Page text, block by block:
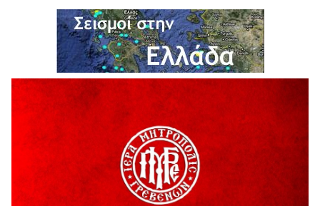
Η Marseaux στα Γρεβενά για μια μοναδική συναυλία
5 Αυγούστου 2026
Θερινό Σινεμά στο πλαίσιο του «Πολιτιστικού
Καλοκαιριού 2026» με την βραβευμένη ταινία «Μικρές
Ανάσες».
5 Αυγούστου 2026
Γρεβενά: Συνελήφθη 18χρονος αλλοδαπός, για κλοπή
εξοπλισμού γυμναστηρίου
ΑΗ ΛΑΟΣ | 5 Αυγούστου | Υπαίθριο Θέατρο “Καστράκι”,